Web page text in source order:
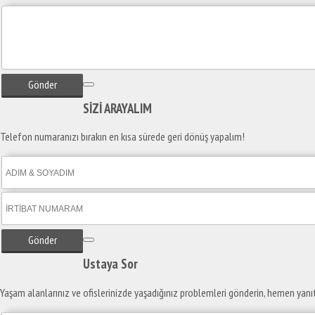
Gönder
SİZİARAYALIM
Telefon numaranızı bırakın en kısa sürede geri dönüş yapalım!
Gönder
Ustaya Sor
Yaşam alanlarınız ve ofislerinizde yaşadığınız problemleri gönderin, hemen